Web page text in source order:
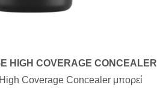
HIGH COVERAGE CONCEALER
Coverage Concealer μπορεί